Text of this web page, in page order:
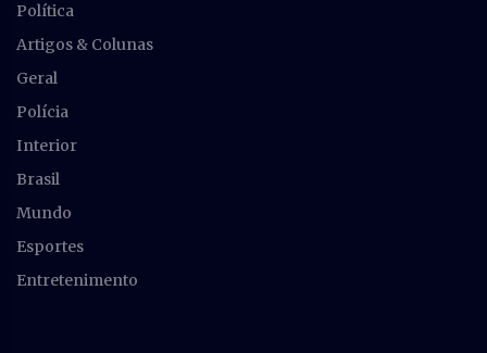
Política
Artigos & Colunas
Geral
Polícia
Interior
Brasil
Mundo
Esportes
Entretenimento